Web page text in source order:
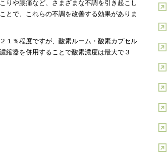
りや腰痛など、さまざまな不調を引き起こし
とで、これらの不調を改善する効果がありま
１％程度ですが、酸素ルーム・酸素カプセル
縮器を併用することで酸素濃度は最大で３